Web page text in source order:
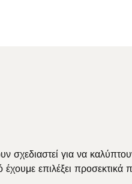
για να καλύπτουν
επιλέξει προσεκτικά